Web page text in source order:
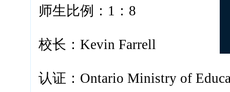
2022香港最具教育竞争力中学50强龙虎榜<
2022香港最具教育竞争力国际学校20强龙虎榜
师生比例：1：8
校长：Kevin Farrell
认证：Ontario Ministry of